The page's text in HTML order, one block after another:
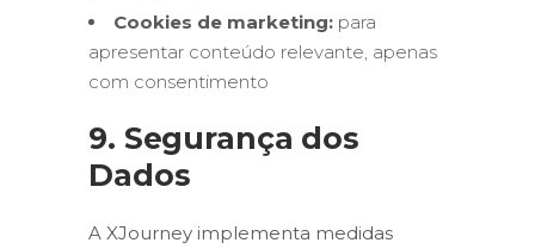
Cookies de marketing: para
apresentar conteúdo relevante, apenas
com consentimento
9. Segurança dos
Dados
A XJourney implementa medidas